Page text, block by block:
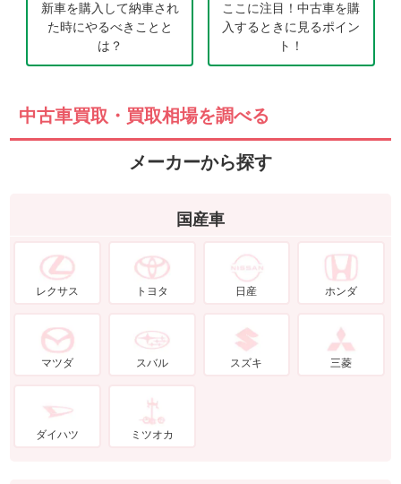
新車を購入して納車され
た時にやるべきことと
は？
ここに注目！中古車を購
入するときに見るポイン
ト！
中古車買取・買取相場を調べる
メーカーから探す
国産車
レクサス トヨタ 日産 ホンダ
マツダ スバル スズキ 三菱
ダイハツ ミツオカ